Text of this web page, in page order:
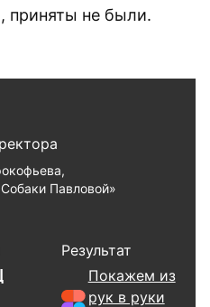
приняты не были.
Павловой»
Результат
Покажем из
рук в руки